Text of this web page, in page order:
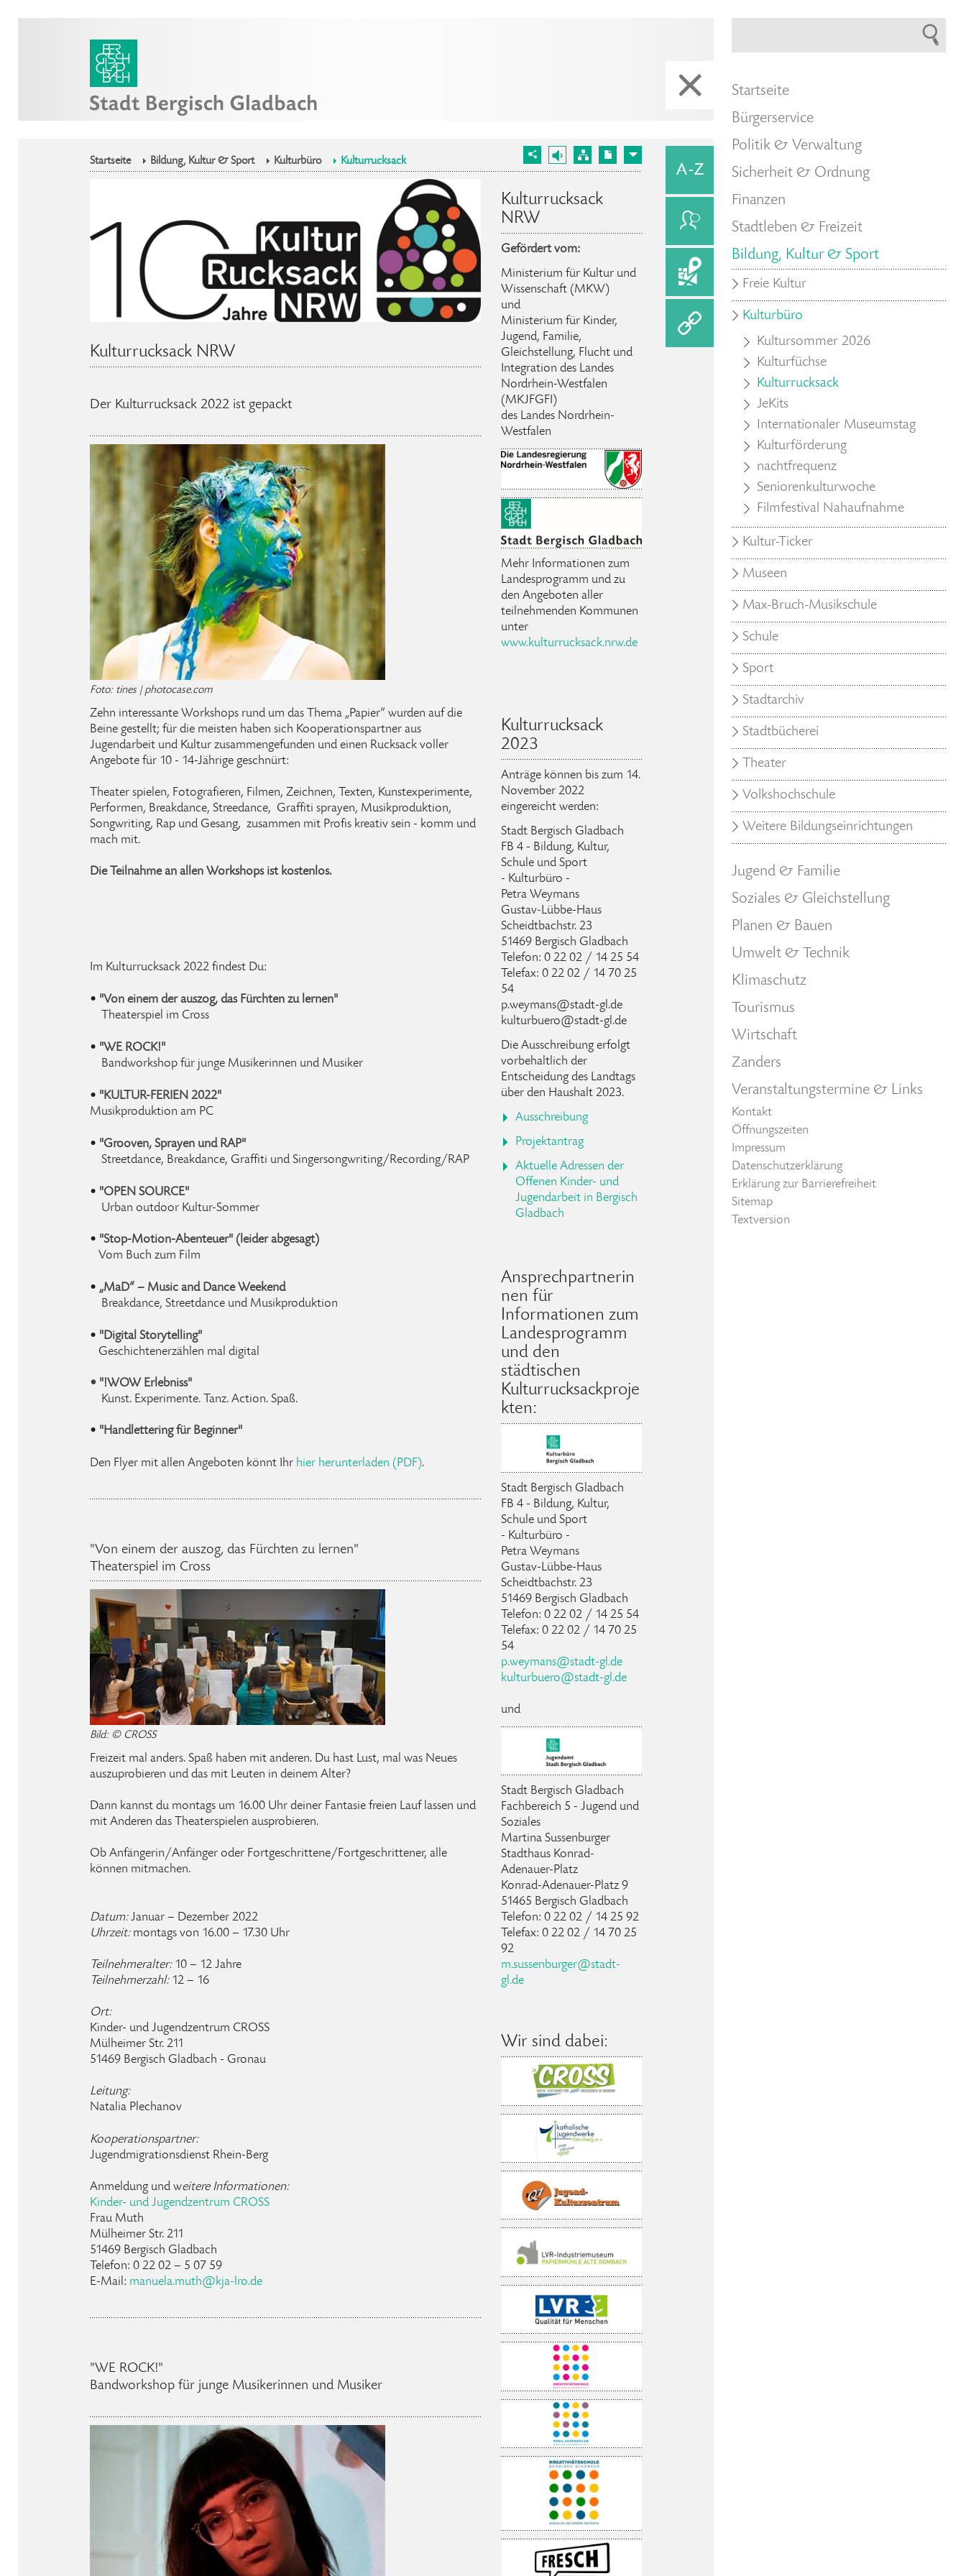
Startseite Bildung, Kultur & Sport Kulturbüro Kulturrucksack
Kulturrucksack NRW
Der Kulturrucksack 2022 ist gepackt
Foto: tines | photocase.com
Zehn interessante Workshops rund um das Thema „Papier“ wurden auf die
Beine gestellt; für die meisten haben sich Kooperationspartner aus
Jugendarbeit und Kultur zusammengefunden und einen Rucksack voller
Angebote für 10 - 14-Jährige geschnürt:
Theater spielen, Fotografieren, Filmen, Zeichnen, Texten, Kunstexperimente,
Performen, Breakdance, Streedance, Graffiti sprayen, Musikproduktion,
Songwriting, Rap und Gesang, zusammen mit Profis kreativ sein - komm und
mach mit.
Die Teilnahme an allen Workshops ist kostenlos.
Im Kulturrucksack 2022 findest Du:
• "Von einem der auszog, das Fürchten zu lernen"
Theaterspiel im Cross
• "WE ROCK!"
Bandworkshop für junge Musikerinnen und Musiker
• "KULTUR-FERIEN 2022"
Musikproduktion am PC
• "Grooven, Sprayen und RAP"
Streetdance, Breakdance, Graffiti und Singersongwriting/Recording/RAP
• "OPEN SOURCE"
Urban outdoor Kultur-Sommer
• "Stop-Motion-Abenteuer" (leider abgesagt)
Vom Buch zum Film
• „MaD“ – Music and Dance Weekend
Breakdance, Streetdance und Musikproduktion
• "Digital Storytelling"
Geschichtenerzählen mal digital
• "!WOW Erlebniss"
Kunst. Experimente. Tanz. Action. Spaß.
• "Handlettering für Beginner"
Den Flyer mit allen Angeboten könnt Ihr hier herunterladen (PDF).
"Von einem der auszog, das Fürchten zu lernen"
Theaterspiel im Cross
Bild: © CROSS
Freizeit mal anders. Spaß haben mit anderen. Du hast Lust, mal was Neues
auszuprobieren und das mit Leuten in deinem Alter?
Dann kannst du montags um 16.00 Uhr deiner Fantasie freien Lauf lassen und
mit Anderen das Theaterspielen ausprobieren.
Ob Anfängerin/Anfänger oder Fortgeschrittene/Fortgeschrittener, alle
können mitmachen.
Datum:Januar – Dezember 2022
Uhrzeit:montags von 16.00 – 17.30 Uhr
Teilnehmeralter:10 – 12 Jahre
Teilnehmerzahl:12 – 16
Ort:
Kinder- und Jugendzentrum CROSS
Mülheimer Str. 211
51469 Bergisch Gladbach - Gronau
Leitung:
Natalia Plechanov
Kooperationspartner:
Jugendmigrationsdienst Rhein-Berg
Anmeldung und weitere Informationen:
Kinder- und Jugendzentrum CROSS
Frau Muth
Mülheimer Str. 211
51469 Bergisch Gladbach
Telefon: 0 22 02 – 5 07 59
E-Mail: manuela.muth@kja-lro.de
"WE ROCK!"
Bandworkshop für junge Musikerinnen und Musiker
Kulturrucksack
NRW
Gefördert vom:
Ministerium für Kultur und
Wissenschaft (MKW)
und
Ministerium für Kinder,
Jugend, Familie,
Gleichstellung, Flucht und
Integration des Landes
Nordrhein-Westfalen
(MKJFGFI)
des Landes Nordrhein-
Westfalen
Mehr Informationen zum
Landesprogramm und zu
den Angeboten aller
teilnehmenden Kommunen
unter
www.kulturrucksack.nrw.de
Kulturrucksack
2023
Anträge können bis zum 14.
November 2022
eingereicht werden:
Stadt Bergisch Gladbach
FB 4 - Bildung, Kultur,
Schule und Sport
- Kulturbüro -
Petra Weymans
Gustav-Lübbe-Haus
Scheidtbachstr. 23
51469 Bergisch Gladbach
Telefon: 0 22 02 / 14 25 54
Telefax: 0 22 02 / 14 70 25
54
p.weymans@stadt-gl.de
kulturbuero@stadt-gl.de
Die Ausschreibung erfolgt
vorbehaltlich der
Entscheidung des Landtags
über den Haushalt 2023.
Ausschreibung
Projektantrag
Aktuelle Adressen der
Offenen Kinder- und
Jugendarbeit in Bergisch
Gladbach
Ansprechpartnerin
nen für
Informationen zum
Landesprogramm
und den
städtischen
Kulturrucksackproje
kten:
Stadt Bergisch Gladbach
FB 4 - Bildung, Kultur,
Schule und Sport
- Kulturbüro -
Petra Weymans
Gustav-Lübbe-Haus
Scheidtbachstr. 23
51469 Bergisch Gladbach
Telefon: 0 22 02 / 14 25 54
Telefax: 0 22 02 / 14 70 25
54
p.weymans@stadt-gl.de
kulturbuero@stadt-gl.de
und
Stadt Bergisch Gladbach
Fachbereich 5 - Jugend und
Soziales
Martina Sussenburger
Stadthaus Konrad-
Adenauer-Platz
Konrad-Adenauer-Platz 9
51465 Bergisch Gladbach
Telefon: 0 22 02 / 14 25 92
Telefax: 0 22 02 / 14 70 25
92
m.sussenburger@stadt-
gl.de
Wir sind dabei:
Startseite
Bürgerservice
Politik & Verwaltung
Sicherheit & Ordnung
Finanzen
Stadtleben & Freizeit
Bildung, Kultur & Sport
Freie Kultur
Kulturbüro
Kultursommer 2026
Kulturfüchse
Kulturrucksack
JeKits
Internationaler Museumstag
Kulturförderung
nachtfrequenz
Seniorenkulturwoche
Filmfestival Nahaufnahme
Kultur-Ticker
Museen
Max-Bruch-Musikschule
Schule
Sport
Stadtarchiv
Stadtbücherei
Theater
Volkshochschule
Weitere Bildungseinrichtungen
Jugend & Familie
Soziales & Gleichstellung
Planen & Bauen
Umwelt & Technik
Klimaschutz
Tourismus
Wirtschaft
Zanders
Veranstaltungstermine & Links
Kontakt
Öffnungszeiten
Impressum
Datenschutzerklärung
Erklärung zur Barrierefreiheit
Sitemap
Textversion